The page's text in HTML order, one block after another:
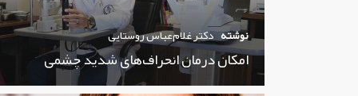
نوشته دکتر غلام‌عباس روستایی
امکان درمان انحراف‌های شدید چشمی